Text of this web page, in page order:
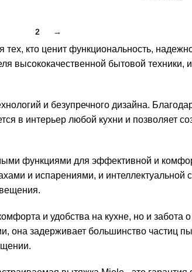
2 →
кто ценит функциональность,
высококачественной бытовой
и безупречного дизайна.
в интерьер любой кухни и позволяет
функциями для эффективной и
и испарениями, и интеллектуальной
и удобства на кухне, но и забота
она задерживает большинство частиц